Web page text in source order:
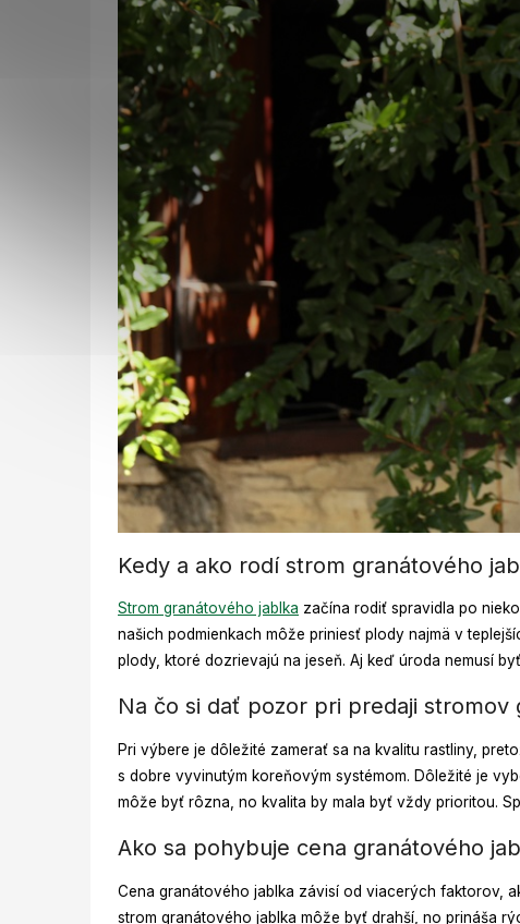
Kedy a ako rodí strom granátového
Strom granátového jablka začína rodiť spravidla po
našich podmienkach môže priniesť plody najmä v
plody, ktoré dozrievajú na jeseň. Aj keď úroda nemusí
Na čo si dať pozor pri predaji
Pri výbere je dôležité zamerať sa na kvalitu rastliny,
s dobre vyvinutým koreňovým systémom. Dôležité je
môže byť rôzna, no kvalita by mala byť vždy prioritou.
Ako sa pohybuje cena granátového
Cena granátového jablka závisí od viacerých faktorov,
strom granátového jablka môže byť drahší, no prináša